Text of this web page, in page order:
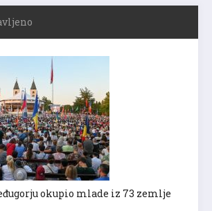
okupio mlade iz 73 zemlje